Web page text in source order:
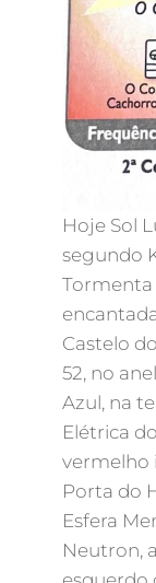
Hoje Sol
segundo
Tormenta
Castelo
52, no
Azul, na
Elétrica
vermelho
Porta do
Esfera
Neutron,